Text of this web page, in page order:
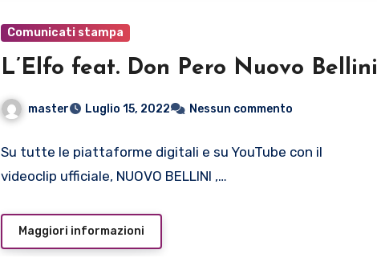
Comunicati stampa
L’Elfo feat. Don Pero Nuovo Bellini
master Luglio 15, 2022 Nessun commento
Su tutte le piattaforme digitali e su YouTube con il
videoclip ufficiale, NUOVO BELLINI ,…
Maggiori informazioni